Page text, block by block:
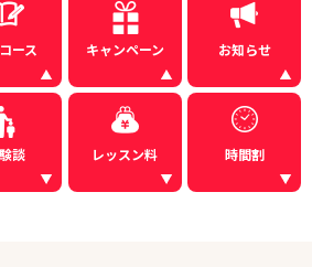
ース キャンペーン お知らせ
談 レッスン料 時間割